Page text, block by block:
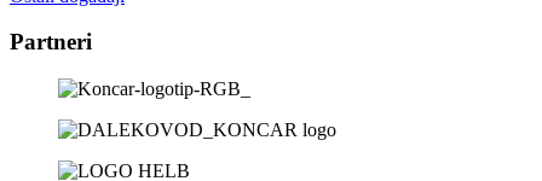
Partneri